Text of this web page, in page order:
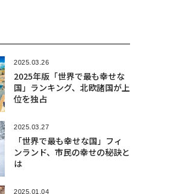
2025.03.26
2025年版「世界で最も幸せな
国」ランキング、北欧諸国が上
位を独占
2025.03.27
「世界で最も幸せな国」フィ
ンランド、市民の幸せの秘訣と
は
2025.01.04